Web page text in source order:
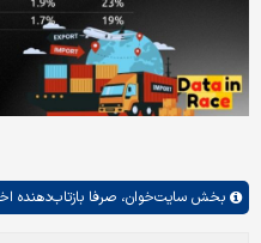
بخش سایت‌خوان، صرفا بازتاب‌دهنده